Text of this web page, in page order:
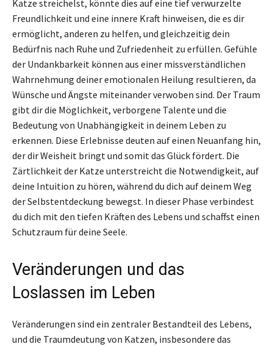
Katze streichelst, könnte dies auf eine tief verwurzelte
Freundlichkeit und eine innere Kraft hinweisen, die es dir
ermöglicht, anderen zu helfen, und gleichzeitig dein
Bedürfnis nach Ruhe und Zufriedenheit zu erfüllen. Gefühle
der Undankbarkeit können aus einer missverständlichen
Wahrnehmung deiner emotionalen Heilung resultieren, da
Wünsche und Ängste miteinander verwoben sind. Der Traum
gibt dir die Möglichkeit, verborgene Talente und die
Bedeutung von Unabhängigkeit in deinem Leben zu
erkennen. Diese Erlebnisse deuten auf einen Neuanfang hin,
der dir Weisheit bringt und somit das Glück fördert. Die
Zärtlichkeit der Katze unterstreicht die Notwendigkeit, auf
deine Intuition zu hören, während du dich auf deinem Weg
der Selbstentdeckung bewegst. In dieser Phase verbindest
du dich mit den tiefen Kräften des Lebens und schaffst einen
Schutzraum für deine Seele.
Veränderungen und das
Loslassen im Leben
Veränderungen sind ein zentraler Bestandteil des Lebens,
und die Traumdeutung von Katzen, insbesondere das